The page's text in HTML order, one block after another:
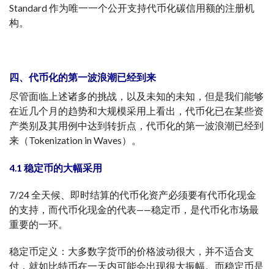
Standard作为唯一一个公开支持代币化碳信用额的注册机
构。
四、 代币化的第一波浪潮已经到来
尽管面临上述诸多的挑战，以及未知的未知，但是我们能够
在近几个月的趋势和大规模采用上看出，代币化已在某些资
产类别及其用例中达到转折点，代币化的第一波浪潮已经到
来（Tokenization in Waves）。
4.1 稳定币的大幅采用
7/24 全天候、即时结算的代币化资产必须要有代币化现金
的支持，而代币化现金的代表——稳定币，是代币化市场最
重要的一环。
稳定币定义：大多数字货币的价格波动很大，并不适合支
付，就如比特币在一天内可能会出现很大振幅。而稳定币是